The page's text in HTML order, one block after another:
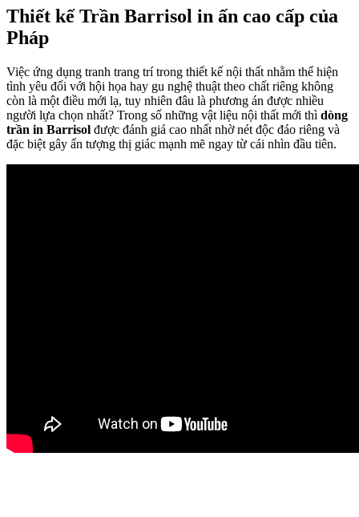
Thiết kế Trần Barrisol in ấn cao cấp của
Pháp
Việc ứng dụng tranh trang trí trong thiết kế nội thất nhằm thể hiện
tình yêu đối với hội họa hay gu nghệ thuật theo chất riêng không
còn là một điều mới lạ, tuy nhiên đâu là phương án được nhiều
người lựa chọn nhất? Trong số những vật liệu nội thất mới thì dòng
trần in Barrisol được đánh giá cao nhất nhờ nét độc đáo riêng và
đặc biệt gây ấn tượng thị giác mạnh mẽ ngay từ cái nhìn đầu tiên.